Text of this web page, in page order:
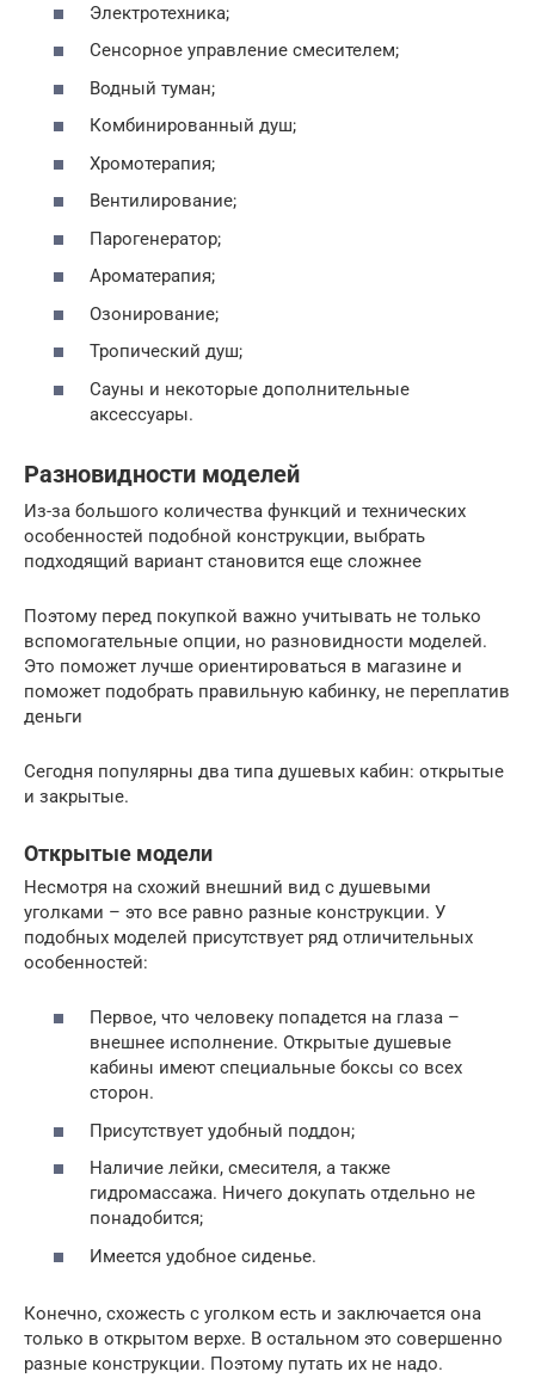
Электротехника;
Сенсорное управление смесителем;
Водный туман;
Комбинированный душ;
Хромотерапия;
Вентилирование;
Парогенератор;
Ароматерапия;
Озонирование;
Тропический душ;
Сауны и некоторые дополнительные
аксессуары.
Разновидности моделей
Из-за большого количества функций и технических
особенностей подобной конструкции, выбрать
подходящий вариант становится еще сложнее
Поэтому перед покупкой важно учитывать не только
вспомогательные опции, но разновидности моделей.
Это поможет лучше ориентироваться в магазине и
поможет подобрать правильную кабинку, не переплатив
деньги
Сегодня популярны два типа душевых кабин: открытые
и закрытые.
Открытые модели
Несмотря на схожий внешний вид с душевыми
уголками – это все равно разные конструкции. У
подобных моделей присутствует ряд отличительных
особенностей:
Первое, что человеку попадется на глаза –
внешнее исполнение. Открытые душевые
кабины имеют специальные боксы со всех
сторон.
Присутствует удобный поддон;
Наличие лейки, смесителя, а также
гидромассажа. Ничего докупать отдельно не
понадобится;
Имеется удобное сиденье.
Конечно, схожесть с уголком есть и заключается она
только в открытом верхе. В остальном это совершенно
разные конструкции. Поэтому путать их не надо.